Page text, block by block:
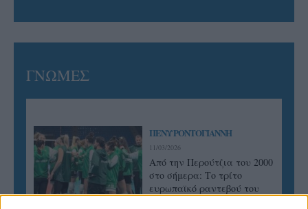
ΓΝΩΜΕΣ
ΠΕΝΥ ΡΟΝΤΟΓΙΑΝΝΗ
11/03/2026
Από την Περούτζια του 2000
στο σήμερα: Tο τρίτο
ευρωπαϊκό ραντεβού του